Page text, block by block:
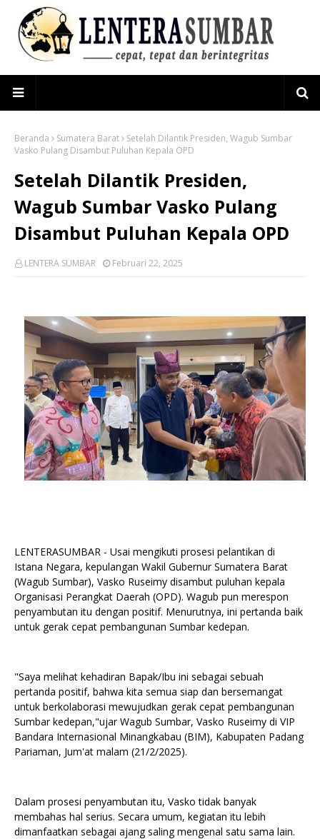
Beranda Sumatera Barat
Setelah Dilantik Presiden, Wagub Sumbar
Vasko Pulang Disambut Puluhan Kepala OPD
Setelah Dilantik Presiden,
Wagub Sumbar Vasko Pulang
Disambut Puluhan Kepala OPD
LENTERA SUMBAR Februari 22, 2025
LENTERASUMBAR - Usai mengikuti prosesi pelantikan di
Istana Negara, kepulangan Wakil Gubernur Sumatera Barat
(Wagub Sumbar), Vasko Ruseimy disambut puluhan kepala
Organisasi Perangkat Daerah (OPD). Wagub pun merespon
penyambutan itu dengan positif. Menurutnya, ini pertanda baik
untuk gerak cepat pembangunan Sumbar kedepan.
"Saya melihat kehadiran Bapak/Ibu ini sebagai sebuah
pertanda positif, bahwa kita semua siap dan bersemangat
untuk berkolaborasi mewujudkan gerak cepat pembangunan
Sumbar kedepan,"ujar Wagub Sumbar, Vasko Ruseimy di VIP
Bandara Internasional Minangkabau (BIM), Kabupaten Padang
Pariaman, Jum'at malam (21/2/2025).
Dalam prosesi penyambutan itu, Vasko tidak banyak
membahas hal serius. Secara umum, kegiatan itu lebih
dimanfaatkan sebagai ajang saling mengenal satu sama lain.